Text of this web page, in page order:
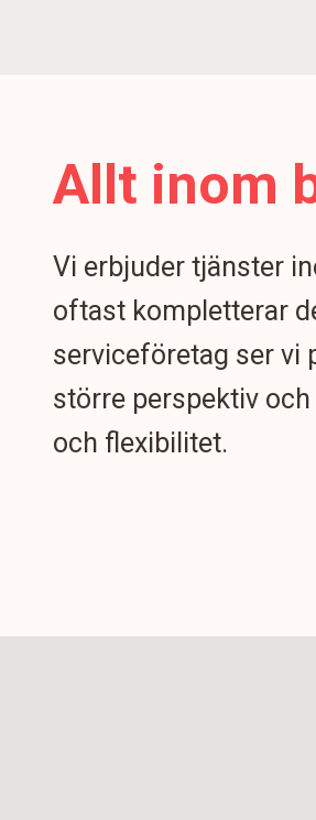
Allt inom
Vi erbjuder tjänster
oftast kompletterar
serviceföretag ser vi
större perspektiv
och flexibilitet.